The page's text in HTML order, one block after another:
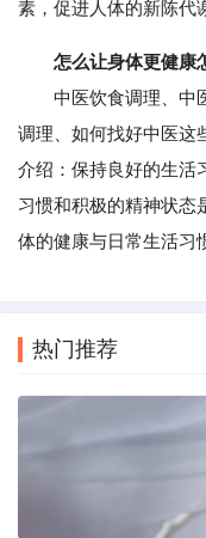
素，促进人体的新陈代
怎么让身体更健康
中医饮食调理、中医
调理、如何找好中医这
介绍：保持良好的生活
习惯和积极的精神状态
体的健康与日常生活习
热门推荐